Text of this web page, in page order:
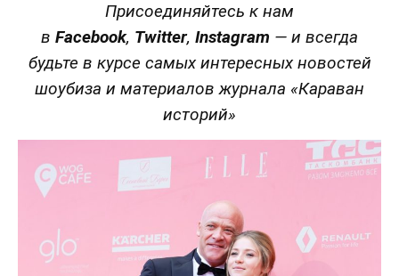
Присоединяйтесь к нам
в Facebook, Twitter, Instagram — и всегда
будьте в курсе самых интересных новостей
шоубиза и материалов журнала «Караван
историй»